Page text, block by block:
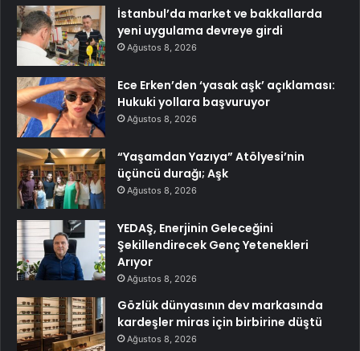
İstanbul’da market ve bakkallarda
yeni uygulama devreye girdi
Ağustos 8, 2026
Ece Erken’den ‘yasak aşk’ açıklaması:
Hukuki yollara başvuruyor
Ağustos 8, 2026
“Yaşamdan Yazıya” Atölyesi’nin
üçüncü durağı; Aşk
Ağustos 8, 2026
YEDAŞ, Enerjinin Geleceğini
Şekillendirecek Genç Yetenekleri
Arıyor
Ağustos 8, 2026
Gözlük dünyasının dev markasında
kardeşler miras için birbirine düştü
Ağustos 8, 2026